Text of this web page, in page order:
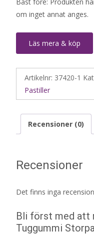
om inget annat anges.
Läs mera & köp
Artikelnr: 37420-1
Pastiller
Recensioner (0)
Recensioner
Det finns inga
Bli först med att
Tuggummi